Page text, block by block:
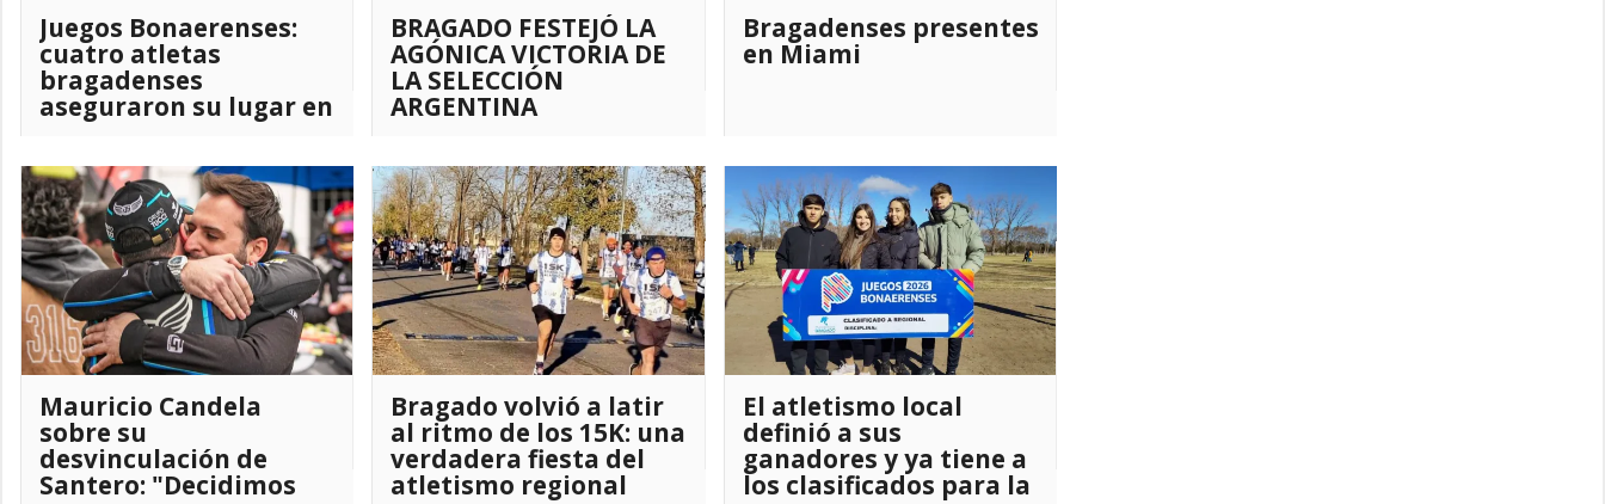
Juegos Bonaerenses:
cuatro atletas
bragadenses
aseguraron su lugar en
la Final Provincial
BRAGADO FESTEJÓ LA
AGÓNICA VICTORIA DE
LA SELECCIÓN
ARGENTINA
Bragadenses presentes
en Miami
Mauricio Candela
sobre su
desvinculación de
Santero: "Decidimos
Bragado volvió a latir
al ritmo de los 15K: una
verdadera fiesta del
atletismo regional
El atletismo local
definió a sus
ganadores y ya tiene a
los clasificados para la